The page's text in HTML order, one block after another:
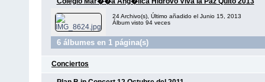
24 Archivo(s), Último añadido el Junio 15, 2013
Álbum visto 94 veces
6 álbumes en 1 página(s)
Conciertos